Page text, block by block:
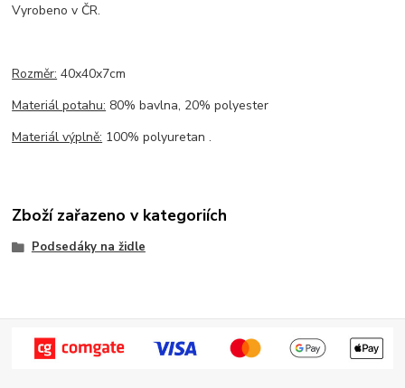
Vyrobeno v ČR.
Rozměr: 40x40x7cm
Materiál potahu: 80% bavlna, 20% polyester
Materiál výplně: 100% polyuretan .
Zboží zařazeno v kategoriích
Podsedáky na židle